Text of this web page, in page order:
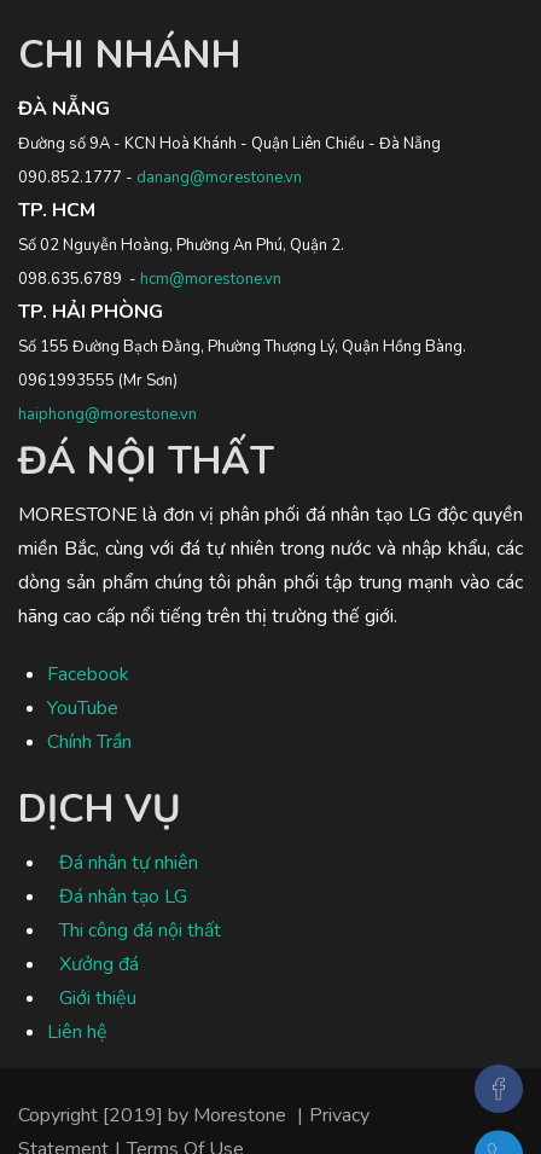
CHI NHÁNH
ĐÀ NẴNG
Đường số 9A - KCN Hoà Khánh - Quận Liên Chiểu - Đà Nẵng
090.852.1777 - danang@morestone.vn
TP. HCM
Số 02 Nguyễn Hoàng, Phường An Phú, Quận 2.
098.635.6789 - hcm@morestone.vn
TP. HẢI PHÒNG
Số 155 Đường Bạch Đằng, Phường Thượng Lý, Quận Hồng Bàng.
0961993555 (Mr Sơn)
haiphong@morestone.vn
ĐÁ NỘI THẤT
MORESTONE là đơn vị phân phối đá nhân tạo LG độc quyền
miền Bắc, cùng với đá tự nhiên trong nước và nhập khẩu, các
dòng sản phẩm chúng tôi phân phối tập trung mạnh vào các
hãng cao cấp nổi tiếng trên thị trường thế giới.
Facebook
YouTube
Chính Trần
DỊCH VỤ
Đá nhân tự nhiên
Đá nhân tạo LG
Thi công đá nội thất
Xưởng đá
Giới thiệu
Liên hệ
Copyright [2019] by Morestone | Privacy